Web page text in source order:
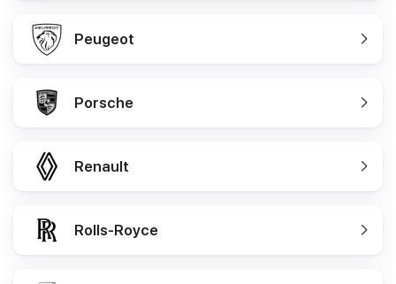
Peugeot
Porsche
Renault
Rolls-Royce